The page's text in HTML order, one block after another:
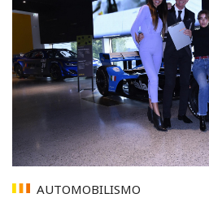
AUTOMOBILISMO